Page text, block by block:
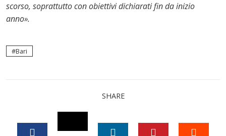
scorso, soprattutto con obiettivi dichiarati fin da inizio
anno».
Bari
SHARE
TWITTER